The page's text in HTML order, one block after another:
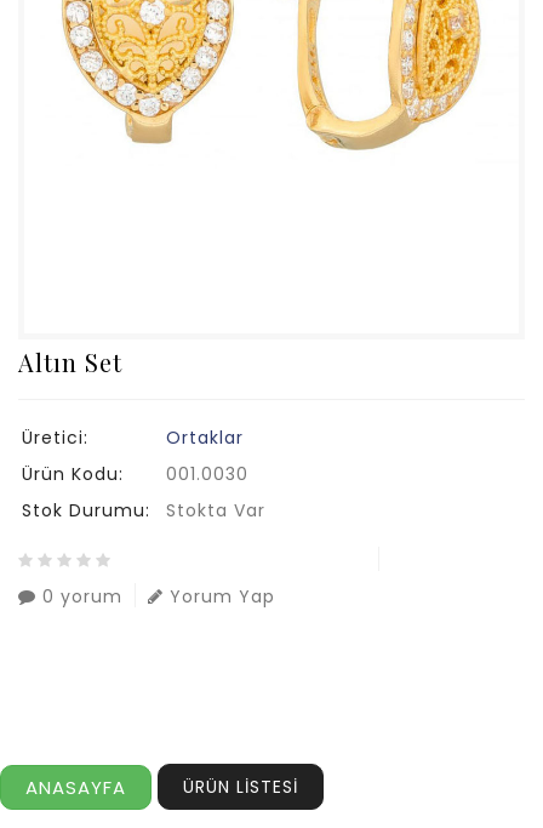
Altın Set
Üretici:
Ortaklar
Ürün Kodu:
001.0030
Stok Durumu:
Stokta Var
0 yorum Yorum Yap
ANASAYFA ÜRÜN LİSTESİ